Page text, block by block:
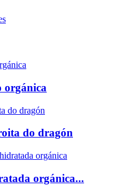
orgánica
do dragón
orgánica...